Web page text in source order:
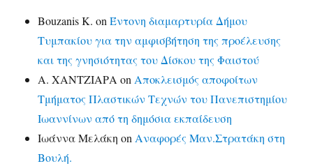
Bouzanis K. onΈντονη διαμαρτυρία Δήμου
Τυμπακίου για την αμφισβήτηση της προέλευσης
και της γνησιότητας του Δίσκου της Φαιστού
Α. ΧΑΝΤΖΙΑΡΑ on Αποκλεισμός αποφοίτων
Τμήματος Πλαστικών Τεχνών του Πανεπιστημίου
Ιωαννίνων από τη δημόσια εκπαίδευση
Ιωάννα Μελάκη on Αναφορές Μαν.Στρατάκη στη
Βουλή.